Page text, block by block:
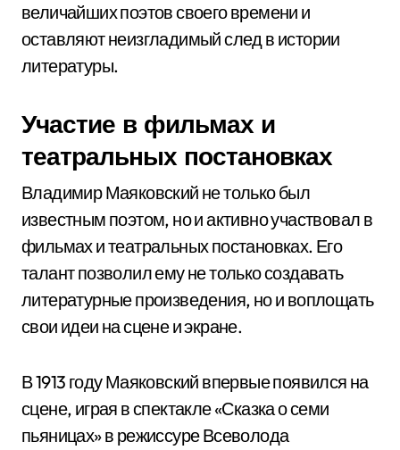
величайших поэтов своего времени и
оставляют неизгладимый след в истории
литературы.
Участие в фильмах и
театральных постановках
Владимир Маяковский не только был
известным поэтом, но и активно участвовал в
фильмах и театральных постановках. Его
талант позволил ему не только создавать
литературные произведения, но и воплощать
свои идеи на сцене и экране.
В 1913 году Маяковский впервые появился на
сцене, играя в спектакле «Сказка о семи
пьяницах» в режиссуре Всеволода